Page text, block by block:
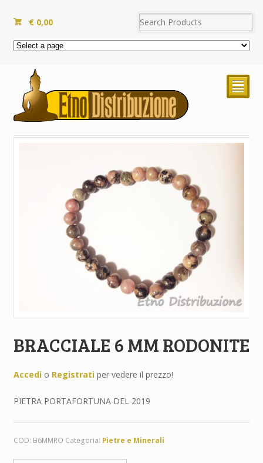
€ 0,00
²
BRACCIALE 6 MM RODONITE
Accedio Registratiper vedere il prezzo!
PIETRA PORTAFORTUNA DEL 2019
COD: B6MMRO Categoria: Pietre e Minerali